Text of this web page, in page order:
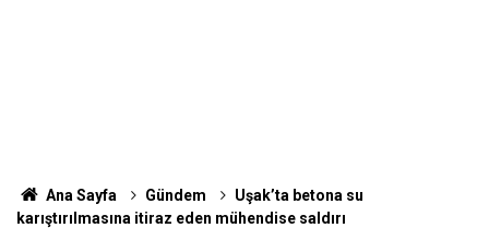
Ana Sayfa Gündem
Uşak’ta betona su
karıştırılmasına itiraz eden mühendise saldırı